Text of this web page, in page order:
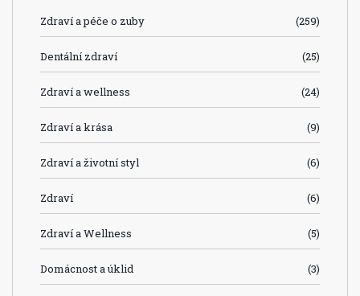
Zdraví a péče o zuby (259)
Dentální zdraví (25)
Zdraví a wellness (24)
Zdraví a krása (9)
Zdraví a životní styl (6)
Zdraví (6)
Zdraví a Wellness (5)
Domácnost a úklid (3)